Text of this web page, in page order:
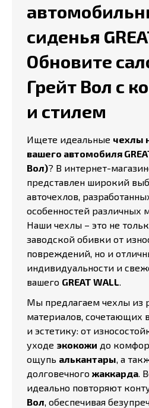
сиденья
Обновите
Грейт Вол с
и стилем
Ищете идеальные чехлы
вашего автомобиля
Вол)? В интернет-
представлен широкий
авточехлов,
особенностей различных
Наши чехлы – это не
заводской обивки от
повреждений, но и
индивидуальности и
вашего GREAT WALL.
Мы предлагаем чехлы из
материалов, сочетающих
и эстетику: от
уходе экокожи до
ощупь алькантары, а
долговечного жаккарда.
идеально повторяют
Вол, обеспечивая